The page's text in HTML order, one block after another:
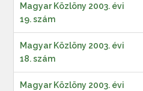
Magyar Közlöny 2003. évi
19. szám
Magyar Közlöny 2003. évi
18. szám
Magyar Közlöny 2003. évi